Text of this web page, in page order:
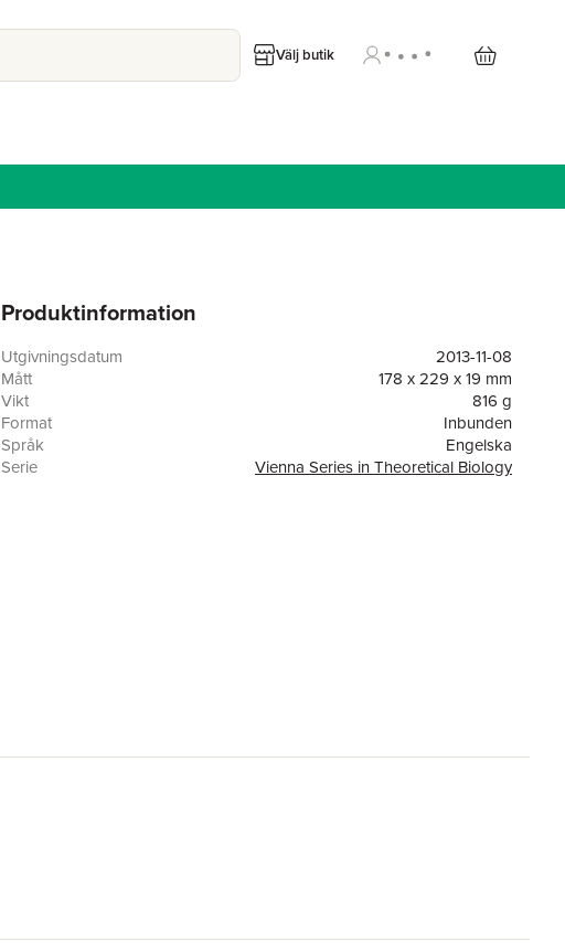
Välj butik
Produktinformation
Utgivningsdatum
2013-11-08
Mått
178 x 229 x 19 mm
Vikt
816 g
Format
Inbunden
Språk
Engelska
Serie
Vienna Series in Theoretical Biology